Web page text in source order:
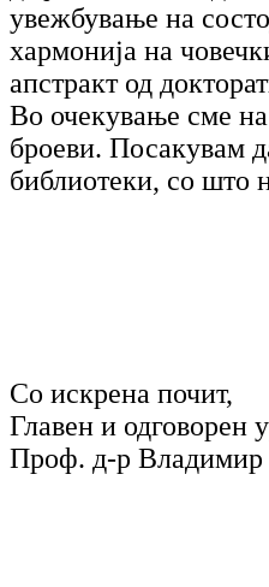
увежбување на
хармонија на
апстракт од
Во очекување сме
броеви. Посакувам
библиотеки, со што
Со искрена почит,
Главен и одговорен
Проф. д-р Владимир